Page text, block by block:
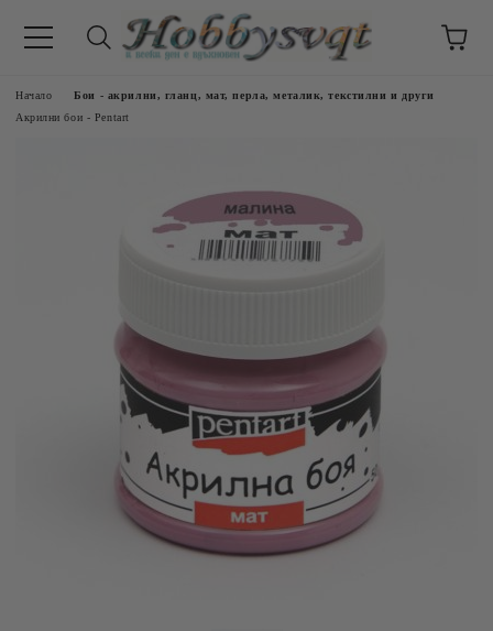
Начало
Бои - акрилни, гланц, мат, перла, металик, текстилни и други
Акрилни бои - Pentart